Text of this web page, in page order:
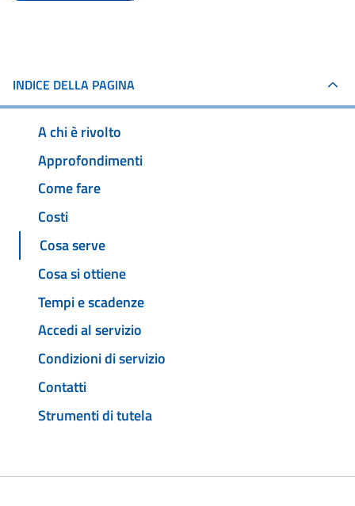
INDICE DELLA PAGINA
A chi è rivolto
Approfondimenti
Come fare
Costi
Cosa serve
Cosa si ottiene
Tempi e scadenze
Accedi al servizio
Condizioni di servizio
Contatti
Strumenti di tutela